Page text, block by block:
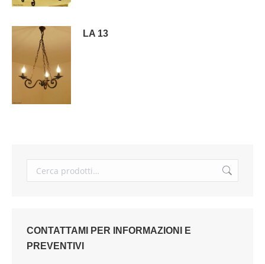
LA 13
CONTATTAMI PER INFORMAZIONI E
PREVENTIVI